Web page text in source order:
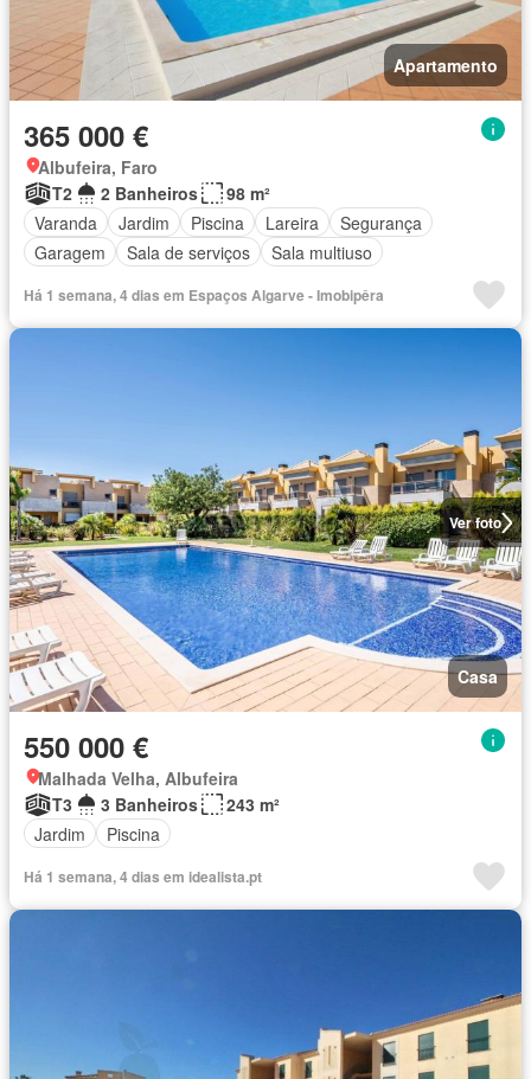
Apartamento
365 000 €
Albufeira, Faro
T2
2 Banheiros
98 m²
Varanda
Jardim Piscina Lareira
Segurança
Garagem
Sala de serviços Sala multiuso
Há 1 semana, 4 dias em Espaços Algarve - Imobipêra
Ver foto
Casa
550 000 €
Malhada Velha, Albufeira
T3
3 Banheiros
243 m²
Jardim
Piscina
Há 1 semana, 4 dias em idealista.pt